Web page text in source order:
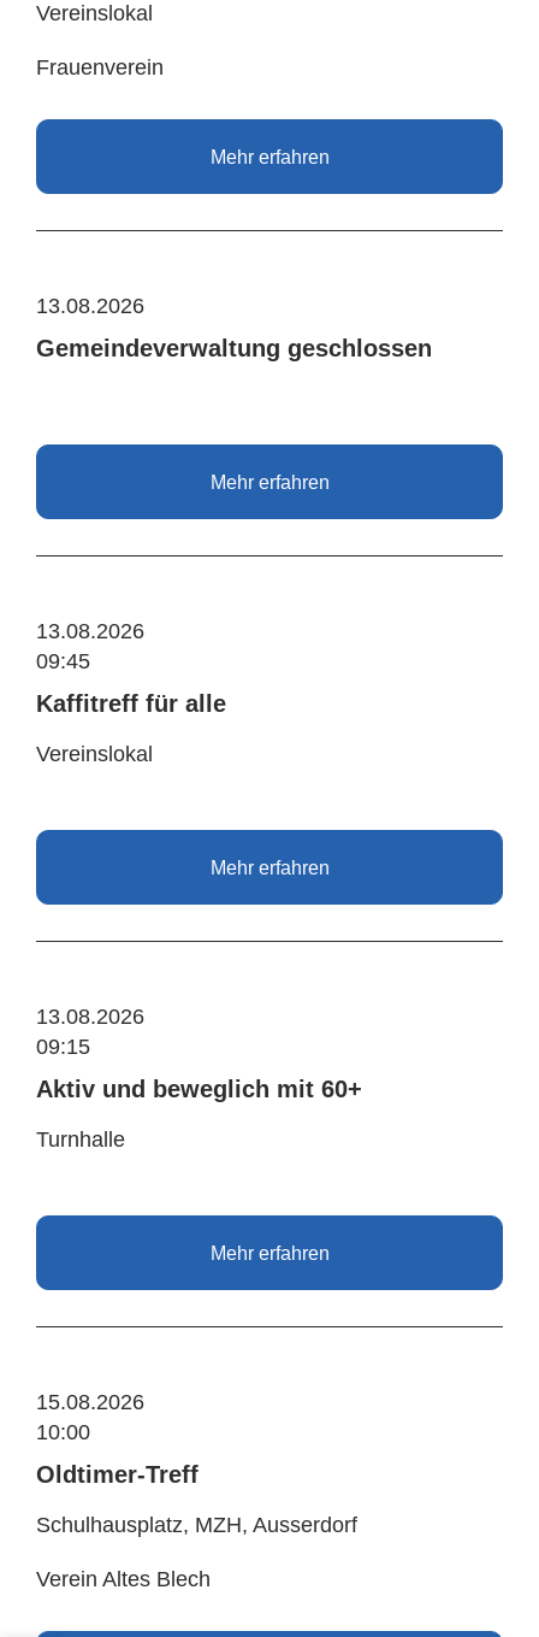
Vereinslokal
Frauenverein
Mehr erfahren
13.08.2026
Gemeindeverwaltung geschlossen
Mehr erfahren
13.08.2026
09:45
Kaffitreff für alle
Vereinslokal
Mehr erfahren
13.08.2026
09:15
Aktiv und beweglich mit 60+
Turnhalle
Mehr erfahren
15.08.2026
10:00
Oldtimer-Treff
Schulhausplatz, MZH, Ausserdorf
Verein Altes Blech